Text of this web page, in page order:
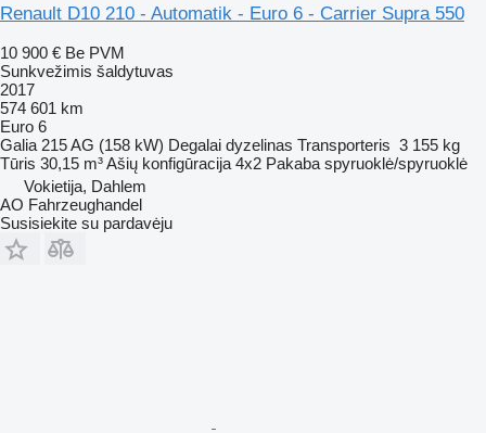
Renault D10 210 - Automatik - Euro 6 - Carrier Supra 550
10 900 € Be PVM
Sunkvežimis šaldytuvas
2017
574 601 km
Euro 6
Galia 215 AG (158 kW) Degalai dyzelinas Transporteris 3 155 kg
Tūris 30,15 m³Ašių konfigūracija 4x2 Pakaba spyruoklė/spyruoklė
Vokietija, Dahlem
AO Fahrzeughandel
Susisiekite su pardavėju